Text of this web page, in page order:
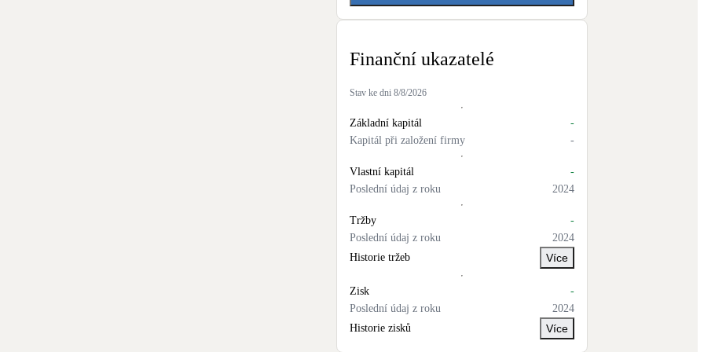
Finanční ukazatelé
Stav ke dni 8/8/2026
Základní kapitál
-
Kapitál při založení firmy
-
Vlastní kapitál
-
Poslední údaj z roku
2024
Tržby
-
Poslední údaj z roku
2024
Historie tržeb
Více
Zisk
-
Poslední údaj z roku
2024
Historie zisků
Více